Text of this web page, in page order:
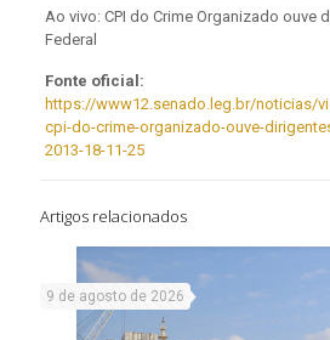
Ao vivo: CPI do Crime Organizado ouve
Federal
Fonte oficial:
https://www12.senado.leg.br/noticias/
cpi-do-crime-organizado-ouve-
2013-18-11-25
Artigos relacionados
9 de agosto de 2026